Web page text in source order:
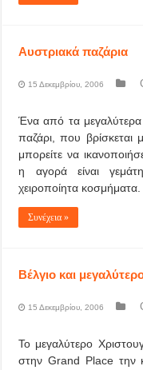
Αυστριακά παζάρια
15 Δεκεμβρίου, 2006
Ένα από τα μεγαλύτερα
παζάρι, που
μπορείτε να
η αγορά είναι
χειροποίητα
Συνέχεια »
Βέλγιο και
15 Δεκεμβρίου, 2006
Το μεγαλύτερο
στην Grand Place την